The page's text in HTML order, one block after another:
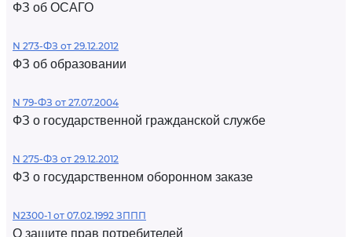
ФЗ об ОСАГО
N 273-ФЗ от 29.12.2012
ФЗ об образовании
N 79-ФЗ от 27.07.2004
ФЗ о государственной гражданской службе
N 275-ФЗ от 29.12.2012
ФЗ о государственном оборонном заказе
N2300-1 от 07.02.1992 ЗППП
О защите прав потребителей